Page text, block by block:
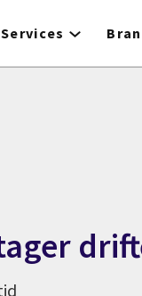
Services